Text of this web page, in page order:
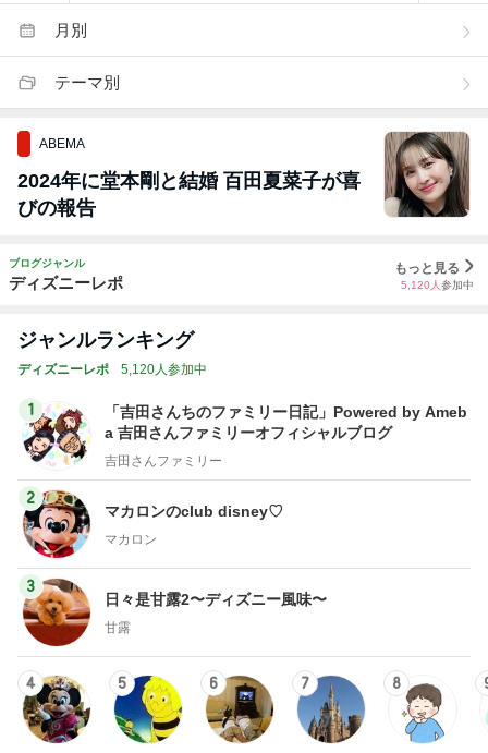
月別
テーマ別
ABEMA
2024年に堂本剛と結婚 百田夏菜子が喜
びの報告
ブログジャンル
ディズニーレポ
もっと見る
5,120 人 参加中
ジャンルランキング
ディズニーレポ 5,120人参加中
1
「吉田さんちのファミリー日記」Powered by Ameb
a 吉田さんファミリーオフィシャルブログ
吉田さんファミリー
2
マカロンのclub disney♡
マカロン
3
日々是甘露2〜ディズニー風味〜
甘露
4 5 6 7 8